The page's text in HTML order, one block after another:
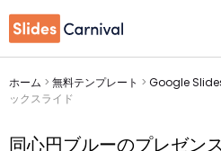
ホーム > 無料テンプレート > Google
ックスライド
同心円ブルーのプレゼン